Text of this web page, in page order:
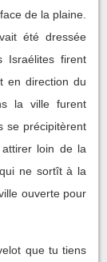
de la plaine.
été dressée
Israélites firent
en direction du
la ville furent
se précipitèrent
loin de la
ne sortît à la
ouverte pour
que tu tiens